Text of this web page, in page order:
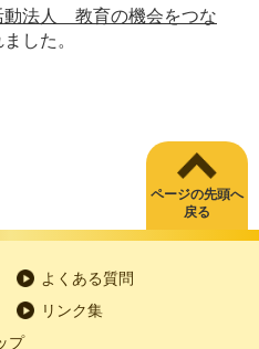
動法人 教育の機会をつな
した。
ページの先頭へ
戻る
よくある質問
リンク集
プ